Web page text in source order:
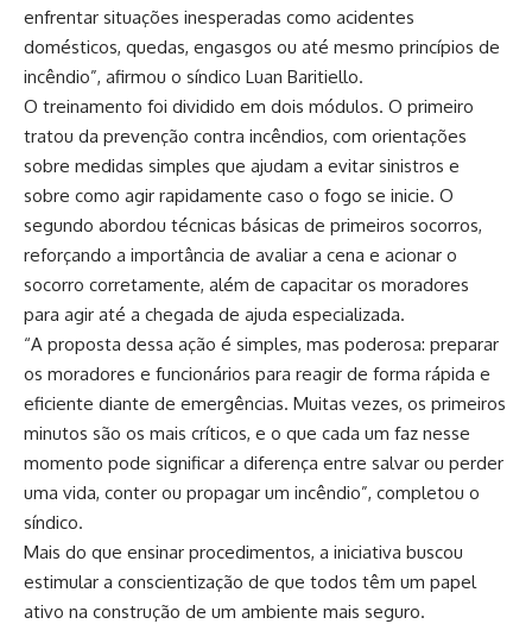
enfrentar situações inesperadas como acidentes
domésticos, quedas, engasgos ou até mesmo princípios de
incêndio”, afirmou o síndico Luan Baritiello.
O treinamento foi dividido em dois módulos. O primeiro
tratou da prevenção contra incêndios, com orientações
sobre medidas simples que ajudam a evitar sinistros e
sobre como agir rapidamente caso o fogo se inicie. O
segundo abordou técnicas básicas de primeiros socorros,
reforçando a importância de avaliar a cena e acionar o
socorro corretamente, além de capacitar os moradores
para agir até a chegada de ajuda especializada.
“A proposta dessa ação é simples, mas poderosa: preparar
os moradores e funcionários para reagir de forma rápida e
eficiente diante de emergências. Muitas vezes, os primeiros
minutos são os mais críticos, e o que cada um faz nesse
momento pode significar a diferença entre salvar ou perder
uma vida, conter ou propagar um incêndio”, completou o
síndico.
Mais do que ensinar procedimentos, a iniciativa buscou
estimular a conscientização de que todos têm um papel
ativo na construção de um ambiente mais seguro.